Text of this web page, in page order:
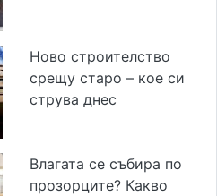
Ново строителство
срещу старо – кое си
струва днес
Влагата се събира по
прозорците? Какво